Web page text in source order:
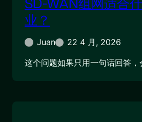
业？
Juan
22 4 月, 2026
这个问题如果只用一句话回答